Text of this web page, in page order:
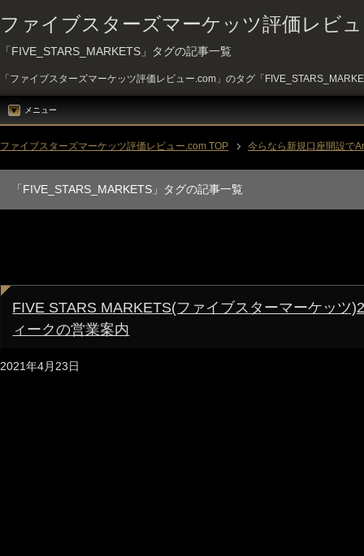
ファイブスターズマーケッツ評価レビ
「FIVE_STARS_MARKETS」タグの記事一覧
「ファイブスターズマーケッツ評価レビュー.com」のタグ「
メニュー
ファイブスターズマーケッツ評価レビュー.com TOP 今らなら新規口座開設で
「FIVE_STARS_MARKETS」タグの記事一覧
FIVE STARS MARKETS(ファイブスターマーケッツ
ィークの営業案内
2021年4月23日